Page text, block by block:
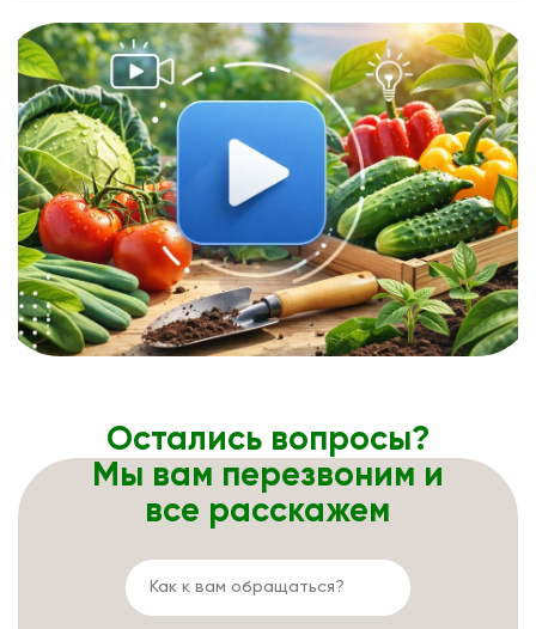
Остались вопросы?
Мы вам перезвоним и
все расскажем